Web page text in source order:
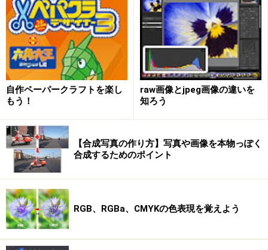
デュアルチャンネル転送対応とは
現在の多くのパソコンでは、デュアルチャンネル(デュア
ルチャネル)対応(転送対応)となっています。
これは、「同じ規格・同じ容量のメモリを2枚1組で使用
することにより転送効率を高めて転送速度を向上させる
しくみ」のことです。
たとえば、前回例にとった
ンのカタログで、メモリのところを見ますと、
メインメモリー(標準／最大)
1GB（512MB×2）/2GB（DDR2 SDRAM、DDR2 667対応
自作ペーパークラフトを楽し
もう！
raw画像とjpeg画像の違いを
知ろう
【合成写真の作り方】写真や画像を本物っぽく
合成するためのポイント
RGB、RGBa、CMYKの色表現を覚えよう